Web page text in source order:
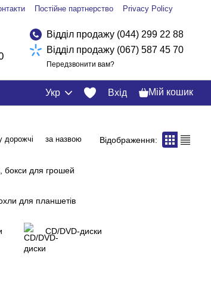
Постійне партнерство Privacy Policy
Відділ продажу (044) 299 22 88
Відділ продажу (067) 587 45 70
Передзвонити вам?
Укр Вхід Мій кошик
дорожчі за назвою Відображення:
для грошей
для планшетів
CD/DVD-диски